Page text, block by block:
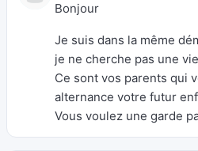
Bonjour
Je suis dans la même
je ne cherche pas une
Ce sont vos parents qui
alternance votre futur
Vous voulez une garde